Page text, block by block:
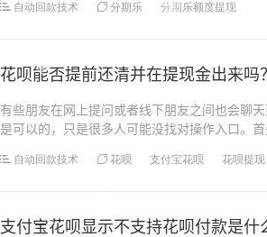
自动回款技术 分期乐 分期乐额度提现
花呗能否提前还清并在提现金出来吗
有些朋友在网上提问或者线下朋友之间也会聊
是可以的，只是很多人可能没找对操作入口。
自动回款技术 花呗 支付宝花呗 花呗提现
支付宝花呗显示不支持花呗付款是